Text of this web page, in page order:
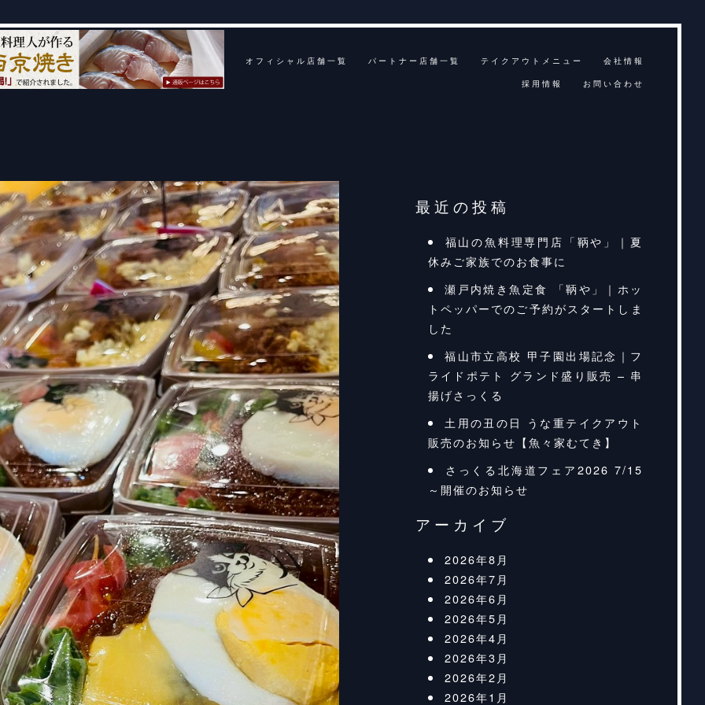
オフィシャル店舗一覧 パートナー店舗一覧 テイクアウトメニュー
会社情報
採用情報
お問い合わせ
最近の投稿
福山の魚料理専門店「鞆や」｜夏
休みご家族でのお食事に
瀬戸内焼き魚定食 「鞆や」｜ホッ
トペッパーでのご予約がスタートしま
した
福山市立高校 甲子園出場記念｜フ
ライドポテト グランド盛り販売 – 串
揚げさっくる
土用の丑の日 うな重テイクアウト
販売のお知らせ【魚々家むてき】
さっくる北海道フェア2026 7/15
～開催のお知らせ
アーカイブ
2026年8月
2026年7月
2026年6月
2026年5月
2026年4月
2026年3月
2026年2月
2026年1月